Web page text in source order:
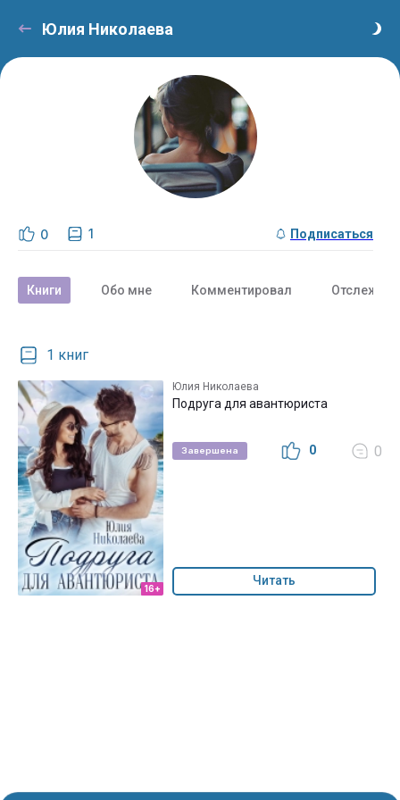
Юлия Николаева
0 1 Подписаться
Книги Обо мне Комментировал
1 книг
16+
Юлия Николаева
Подруга для авантюриста
Завершена 0 0
Читать